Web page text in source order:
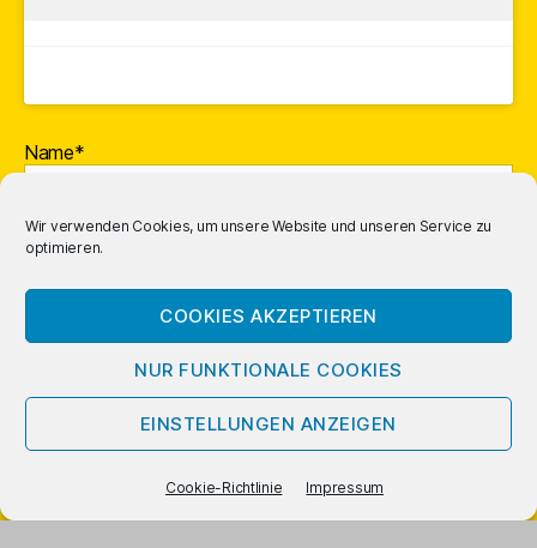
Wir verwenden Cookies, um unsere Website und unseren Service zu
optimieren.
COOKIES AKZEPTIEREN
NUR FUNKTIONALE COOKIES
EINSTELLUNGEN ANZEIGEN
Cookie-Richtlinie Impressum
Name*
E-Mail-Adresse*
Mit vorstehendem Logo gekennzeichnete Links und Buchcover
sindAffiliate-Links; Amazon bezahlt uns dafür eine Provision.